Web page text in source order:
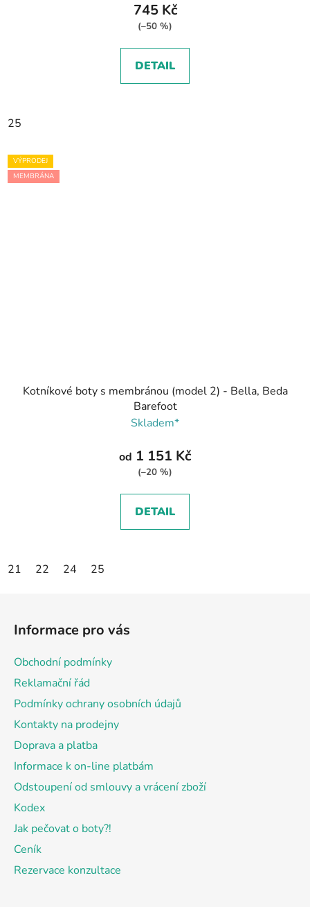
745 Kč
(–50 %)
DETAIL
25
VÝPRODEJ
MEMBRÁNA
Kotníkové boty s membránou (model 2) - Bella, Beda
Barefoot
Skladem*
od 1 151 Kč
(–20 %)
DETAIL
21 22 24 25
Informace pro vás
Obchodní podmínky
Reklamační řád
Podmínky ochrany osobních údajů
Kontakty na prodejny
Doprava a platba
Informace k on-line platbám
Odstoupení od smlouvy a vrácení zboží
Kodex
Jak pečovat o boty?!
Ceník
Rezervace konzultace